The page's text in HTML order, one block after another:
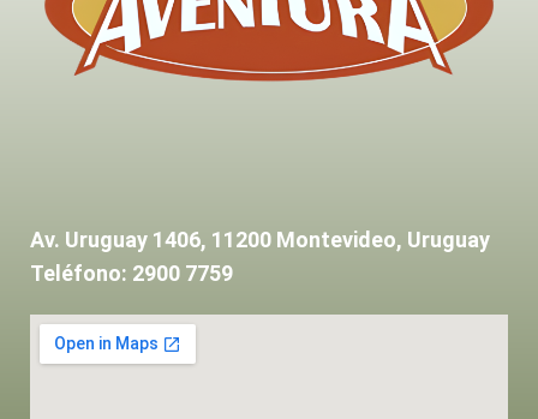
Av. Uruguay 1406, 11200 Montevideo, Uruguay
Teléfono: 2900 7759